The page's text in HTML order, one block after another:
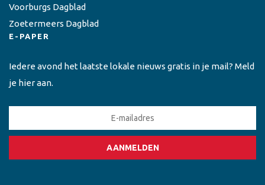
Voorburgs Dagblad
Zoetermeers Dagblad
E-PAPER
Iedere avond het laatste lokale nieuws gratis in je mail? Meld
je hier aan.